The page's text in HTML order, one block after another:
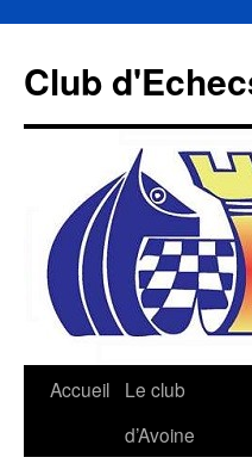
contenu
Club
Accueil
Le club
d’Avoine